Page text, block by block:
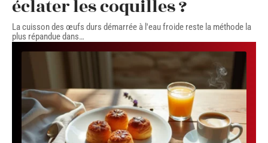
éclater les coquilles ?
La cuisson des œufs durs démarrée à l'eau froide reste la méthode la
plus répandue dans…